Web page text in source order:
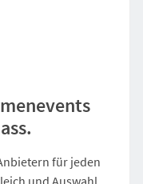
für jeden
und Auswahl.